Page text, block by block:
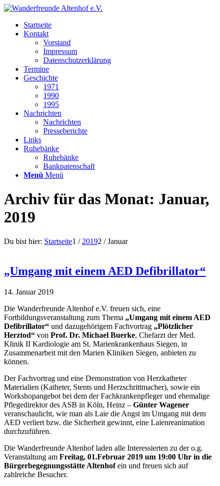
Startseite
Kontakt
Vorstand
Impressum
Datenschutzerklärung
Termine
Geschichte
1971
1990
1995
Nachrichten
Nachrichten
Presseberichte
Links
Ruhebänke
Ruhebänke
Bankpatenschaft
Menü Menü
Archiv für das Monat: Januar,
2019
Du bist hier: Startseite1 / 20192 / Januar
„Umgang mit einem AED Defibrillator“
14. Januar 2019
Die Wanderfreunde Altenhof e.V. freuen sich, eine
Fortbildungsveranstaltung zum Thema „Umgang mit einem AED
Defibrillator“ und dazugehörigem Fachvortrag „Plötzlicher
Herztod“ von Prof. Dr. Michael Buerke, Chefarzt der Med.
Klinik II Kardiologie am St. Marienkrankenhaus Siegen, in
Zusammenarbeit mit den Marien Kliniken Siegen, anbieten zu
können.
Der Fachvortrag und eine Demonstration von Herzkatheter
Materialien (Katheter, Stents und Herzschrittmacher), sowie ein
Workshopangebot bei dem der Fachkrankenpfleger und ehemalige
Pflegedirektor des ASB in Köln, Heinz – Günter Wagener
veranschaulicht, wie man als Laie die Angst im Umgang mit dem
AED verliert bzw. die Sicherheit gewinnt, eine Laienreanimation
durchzuführen.
Die Wanderfreunde Altenhof laden alle Interessierten zu der o.g.
Veranstaltung am Freitag, 01.Februar 2019 um 19:00 Uhr in die
Bürgerbegegnungsstätte Altenhofein und freuen sich auf
zahlreiche Besucher.